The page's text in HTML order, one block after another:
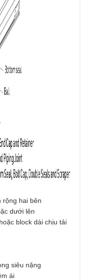
rộng hai bên
dưới lên
block dài chịu tải
siêu nặng
ái